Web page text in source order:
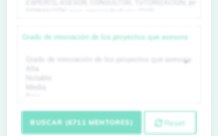
Grado de innovación de los proyectos que asesora
BUSCAR (6711 MENTORES) Reset